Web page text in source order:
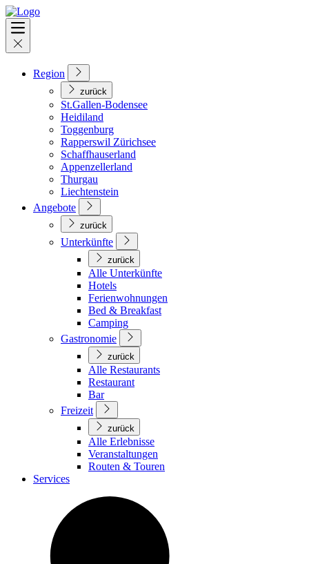
Region
zurück
St.Gallen-Bodensee
Heidiland
Toggenburg
Rapperswil Zürichsee
Schaffhauserland
Appenzellerland
Thurgau
Liechtenstein
Angebote
zurück
Unterkünfte
zurück
Alle Unterkünfte
Hotels
Ferienwohnungen
Bed & Breakfast
Camping
Gastronomie
zurück
Alle Restaurants
Restaurant
Bar
Freizeit
zurück
Alle Erlebnisse
Veranstaltungen
Routen & Touren
Services